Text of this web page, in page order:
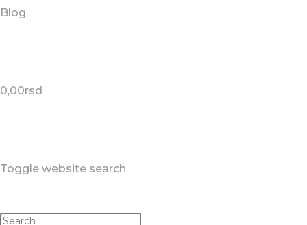
Blog
0,00rsd
Toggle website search